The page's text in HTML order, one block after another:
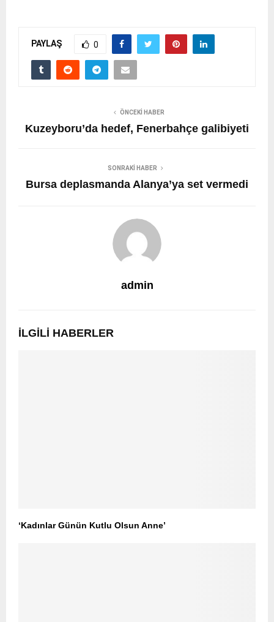
PAYLAŞ 0
ÖNCEKI HABER
Kuzeyboru’da hedef, Fenerbahçe galibiyeti
SONRAKI HABER
Bursa deplasmanda Alanya’ya set vermedi
admin
İLGILI HABERLER
‘Kadınlar Günün Kutlu Olsun Anne’